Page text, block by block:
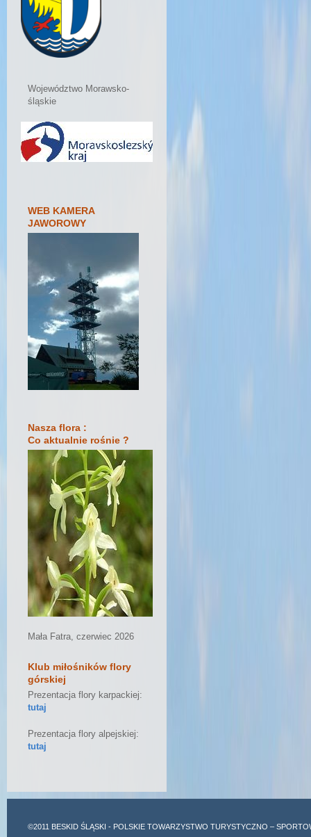
Województwo Morawsko-
śląskie
WEB KAMERA
JAWOROWY
Nasza flora :
Co aktualnie rośnie ?
Mała Fatra, czerwiec 2026
Klub miłośników flory
górskiej
Prezentacja flory karpackiej:
tutaj
Prezentacja flory alpejskiej:
tutaj
©2011 BESKID ŚLĄSKI - POLSKIE TOWARZYSTWO TURYSTYCZNO –